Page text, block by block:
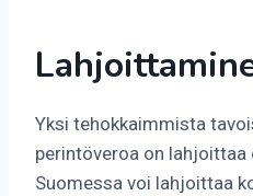
Yksi tehokkaimmista
perintöveroa on
Suomessa voi lahjoittaa